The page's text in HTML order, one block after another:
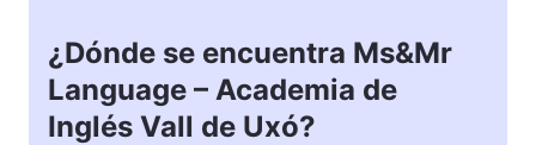
¿Dónde se encuentra Ms&Mr
Language – Academia de
Inglés Vall de Uxó?